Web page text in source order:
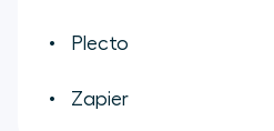
Plecto
Zapier